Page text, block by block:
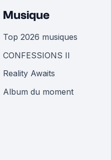
Musique
Top 2026 musiques
CONFESSIONS II
Reality Awaits
Album du moment